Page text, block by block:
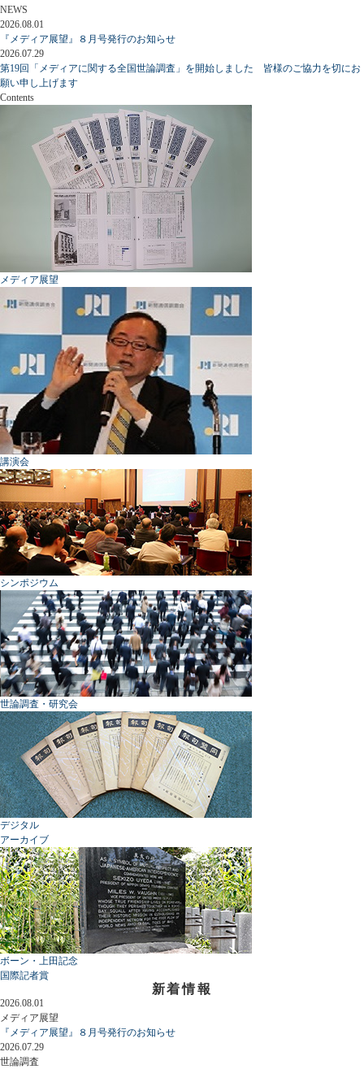
NEWS
2026.08.01
『メディア展望』８月号発行のお知らせ
2026.07.29
第19回「メディアに関する全国世論調査」を開始しました 皆様のご協力を切にお
願い申し上げます
Contents
メディア展望
講演会
シンポジウム
世論調査・研究会
デジタル
アーカイブ
ボーン・上田記念
国際記者賞
新着情報
2026.08.01
メディア展望
『メディア展望』８月号発行のお知らせ
2026.07.29
世論調査